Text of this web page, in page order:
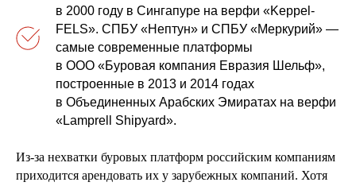
в 2000 году в Сингапуре на верфи «Keppel-
FELS». СПБУ «Нептун» и СПБУ «Меркурий» —
самые современные платформы
в ООО «Буровая компания Евразия Шельф»,
построенные в 2013 и 2014 годах
в Объединенных Арабских Эмиратах на верфи
«Lamprell Shipyard».
Из-за нехватки буровых платформ российским компаниям
приходится арендовать их у зарубежных компаний. Хотя